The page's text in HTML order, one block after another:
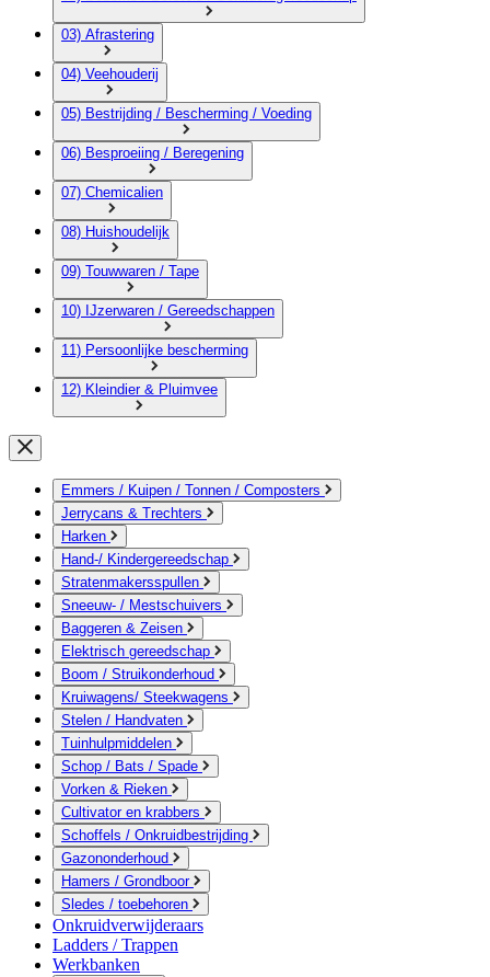
03) Afrastering
04) Veehouderij
05) Bestrijding / Bescherming / Voeding
06) Besproeiing / Beregening
07) Chemicalien
08) Huishoudelijk
09) Touwwaren / Tape
10) IJzerwaren / Gereedschappen
11) Persoonlijke bescherming
12) Kleindier & Pluimvee
Emmers / Kuipen / Tonnen / Composters
Jerrycans & Trechters
Harken
Hand-/ Kindergereedschap
Stratenmakersspullen
Sneeuw- / Mestschuivers
Baggeren & Zeisen
Elektrisch gereedschap
Boom / Struikonderhoud
Kruiwagens/ Steekwagens
Stelen / Handvaten
Tuinhulpmiddelen
Schop / Bats / Spade
Vorken & Rieken
Cultivator en krabbers
Schoffels / Onkruidbestrijding
Gazononderhoud
Hamers / Grondboor
Sledes / toebehoren
Onkruidverwijderaars
Ladders / Trappen
Werkbanken